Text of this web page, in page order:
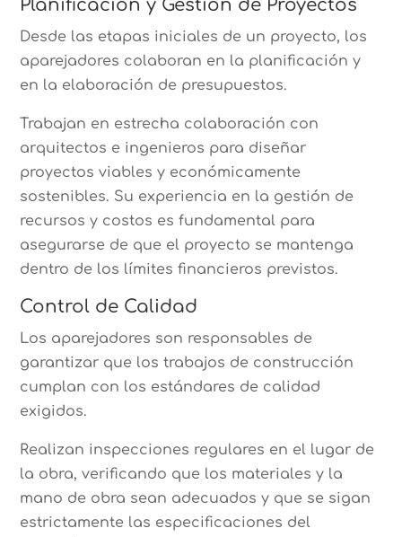
Planificación y Gestión de Proyectos
Desde las etapas iniciales de un proyecto, los
aparejadores colaboran en la planificación y
en la elaboración de presupuestos.
Trabajan en estrecha colaboración con
arquitectos e ingenieros para diseñar
proyectos viables y económicamente
sostenibles. Su experiencia en la gestión de
recursos y costos es fundamental para
asegurarse de que el proyecto se mantenga
dentro de los límites financieros previstos.
Control de Calidad
Los aparejadores son responsables de
garantizar que los trabajos de construcción
cumplan con los estándares de calidad
exigidos.
Realizan inspecciones regulares en el lugar de
la obra, verificando que los materiales y la
mano de obra sean adecuados y que se sigan
estrictamente las especificaciones del